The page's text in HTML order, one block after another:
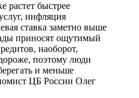
растет быстрее
инфляция
ставка заметно выше
приносят ощутимый
наоборот,
поэтому люди
и меньше
ЦБ России Олег